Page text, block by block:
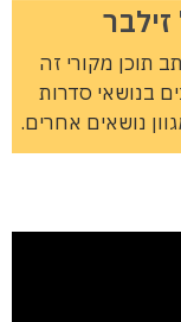
תוכן מקורי זה
בנושאי סדרות
נושאים אחרים.